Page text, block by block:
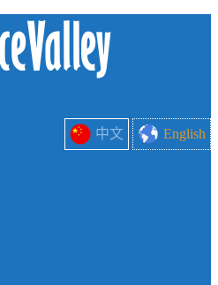
中文 English